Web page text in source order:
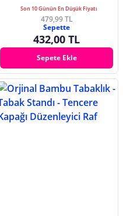
Son 10 Günün En Düşük Fiyatı
479,99 TL
Sepette
432,00 TL
Sepete Ekle